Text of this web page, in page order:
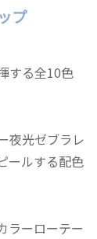
プ
する全10色
夜光ゼブラレ
ールする配色
ラーローテー